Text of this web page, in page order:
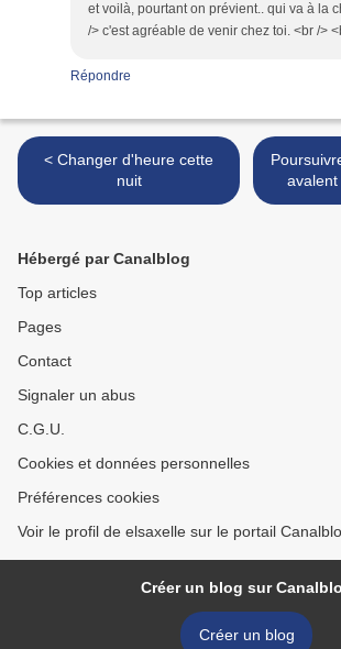
et voilà, pourtant on prévient.. qui va à la
/> c'est agréable de venir chez toi. <br />
Répondre
< Changer d'heure cette
nuit
Hébergé par Canalblog
Top articles
Pages
Contact
Signaler un abus
C.G.U.
Cookies et données personnelles
Préférences cookies
Voir le profil de elsaxelle sur le portail
Créer un blog sur
Créer un blog